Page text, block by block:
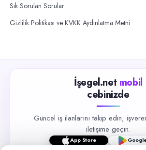
Sık Sorulan Sorular
Gizlilik Politikası ve KVKK Aydınlatma Metni
İşegel.net mobil
cebinizde
Güncel iş ilanlarını takip edin,
iletişime geçin.
App Store